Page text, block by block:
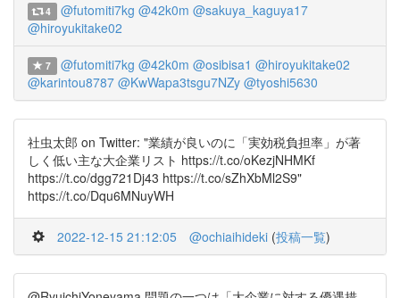
4 @futomiti7kg @42k0m @sakuya_kaguya17
@hiroyukitake02
7 @futomiti7kg @42k0m @osibisa1 @hiroyukitake02
@karintou8787 @KwWapa3tsgu7NZy @tyoshi5630
社虫太郎 on Twitter: "業績が良いのに「実効税負担率」が著
しく低い主な大企業リスト https://t.co/oKezjNHMKf
https://t.co/dgg721Dj43 https://t.co/sZhXbMl2S9"
https://t.co/Dqu6MNuyWH
2022-12-15 21:12:05 @ochiaihideki (投稿一覧)